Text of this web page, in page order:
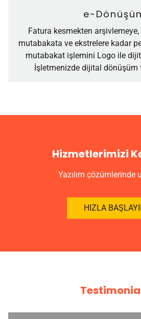
e-
Fatura kesmekten
mutabakata ve ekstrelere kadar
mutabakat işlemini Logo ile
İşletmenizde dijital dönüşüm
Hizmetlerimizi
Yazılım çözümlerinde
HIZLA